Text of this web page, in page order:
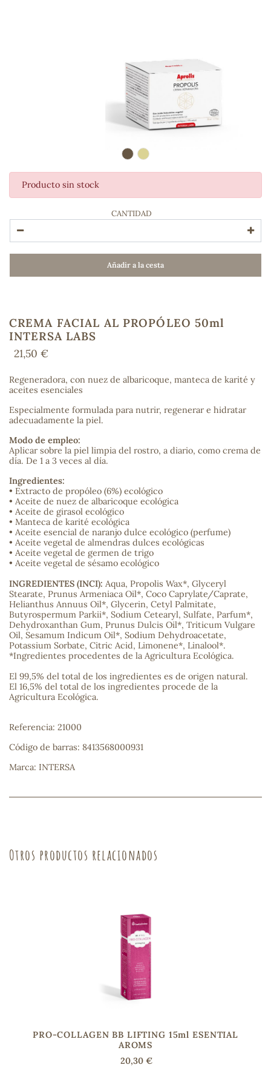
Producto sin stock
CANTIDAD
Añadir a la cesta
CREMA FACIAL AL PROPÓLEO 50ml
INTERSA LABS
21,50 €
Regeneradora, con nuez de albaricoque, manteca de karité y
aceites esenciales
Especialmente formulada para nutrir, regenerar e hidratar
adecuadamente la piel.
Modo de empleo:
Aplicar sobre la piel limpia del rostro, a diario, como crema de
día. De 1 a 3 veces al día.
Ingredientes:
• Extracto de propóleo (6%) ecológico
• Aceite de nuez de albaricoque ecológica
• Aceite de girasol ecológico
• Manteca de karité ecológica
• Aceite esencial de naranjo dulce ecológico (perfume)
• Aceite vegetal de almendras dulces ecológicas
• Aceite vegetal de germen de trigo
• Aceite vegetal de sésamo ecológico
INGREDIENTES (INCI): Aqua, Propolis Wax*, Glyceryl
Stearate, Prunus Armeniaca Oil*, Coco Caprylate/Caprate,
Helianthus Annuus Oil*, Glycerin, Cetyl Palmitate,
Butyrospermum Parkii*, Sodium Cetearyl, Sulfate, Parfum*,
Dehydroxanthan Gum, Prunus Dulcis Oil*, Triticum Vulgare
Oil, Sesamum Indicum Oil*, Sodium Dehydroacetate,
Potassium Sorbate, Citric Acid, Limonene*, Linalool*.
*Ingredientes procedentes de la Agricultura Ecológica.
El 99,5% del total de los ingredientes es de origen natural.
El 16,5% del total de los ingredientes procede de la
Agricultura Ecológica.
Referencia: 21000
Código de barras: 8413568000931
Marca: INTERSA
Otros productos relacionados
PRO-COLLAGEN BB LIFTING 15ml ESENTIAL
AROMS
20,30 €